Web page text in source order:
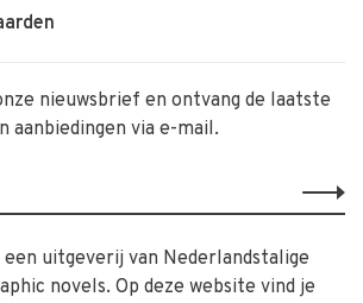
nieuwsbrief en ontvang de laatste
aanbiedingen via e-mail.
uitgeverij van Nederlandstalige
novels. Op deze website vind je